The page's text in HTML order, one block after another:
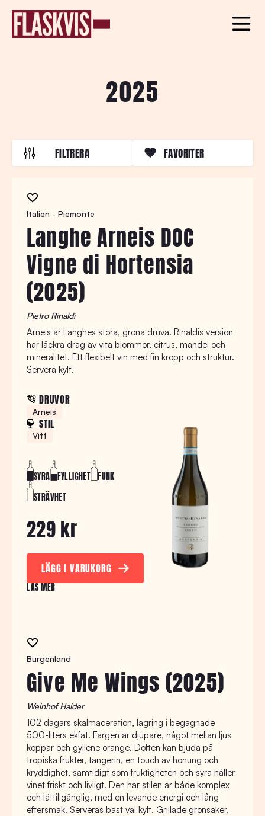
2025
FILTRERA FAVORITER
Italien - Piemonte
Langhe Arneis DOC
Vigne di Hortensia
(2025)
Pietro Rinaldi
Arneis är Langhes stora, gröna druva. Rinaldis version
har läckra drag av vita blommor, citrus, mandel och
mineralitet. Ett flexibelt vin med fin kropp och struktur.
Servera kylt.
DRUVOR
Arneis
STIL
Vitt
SYRA FYLLIGHET
FUNK
STRÄVHET
229 kr
LÄGG I VARUKORG
LÄS MER
Burgenland
Give Me Wings (2025)
Weinhof Haider
102 dagars skalmaceration, lagring i begagnade
500-liters ekfat. Färgen är djupare, något mellan ljus
koppar och gyllene orange. Doften kan bjuda på
tropiska frukter, tangerin, en touch av honung och
kryddighet, samtidigt som fruktigheten och syra håller
vinet friskt och livligt. Den här stilen är både komplex
och lättillgänglig, med en levande energi och lång
eftersmak. Serveras bäst väl kylt. Grillade grönsaker,